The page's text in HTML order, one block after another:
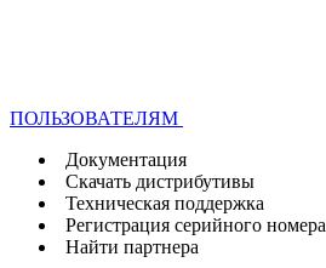
ПОЛЬЗОВАТЕЛЯМ
Документация
Скачать дистрибутивы
Техническая поддержка
Регистрация серийного номера
Найти партнера